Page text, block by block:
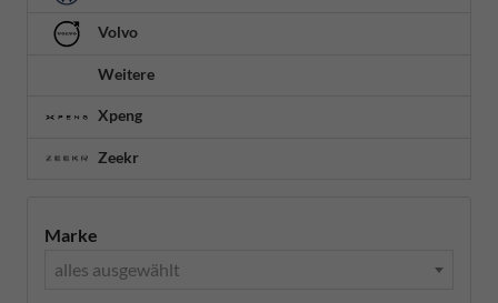
Volvo
Weitere
Xpeng
Zeekr
Marke
alles ausgewählt